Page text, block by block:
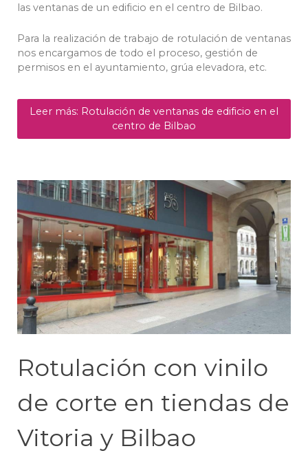
las ventanas de un edificio en el centro de Bilbao.
Para la realización de trabajo de rotulación de ventanas
nos encargamos de todo el proceso, gestión de
permisos en el ayuntamiento, grúa elevadora, etc.
Leer más: Rotulación de ventanas de edificio en el
centro de Bilbao
Rotulación con vinilo
de corte en tiendas de
Vitoria y Bilbao